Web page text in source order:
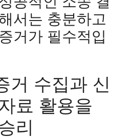
서는 충분하고
거가 필수적입
거 수집과 신
료 활용을
리